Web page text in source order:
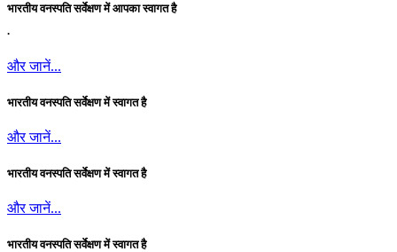
भारतीय वनस्पति सर्वेक्षण में आपका स्वागत है
.
और जानें...
भारतीय वनस्पति सर्वेक्षण में स्वागत है
और जानें...
भारतीय वनस्पति सर्वेक्षण में स्वागत है
और जानें...
भारतीय वनस्पति सर्वेक्षण में स्वागत है